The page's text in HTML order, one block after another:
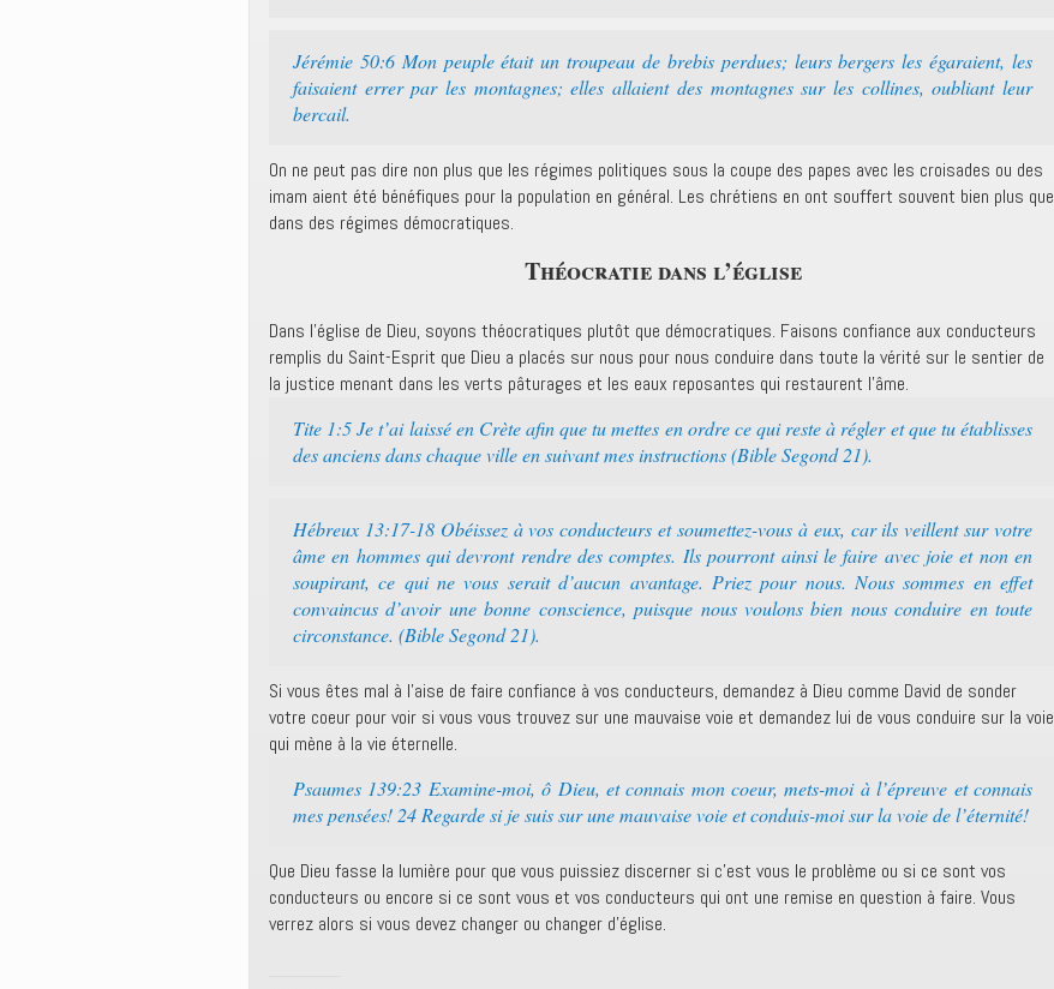
Jérémie 50:6 Mon peuple était un troupeau de brebis perdues; leurs bergers les égaraient, les
faisaient errer par les montagnes; elles allaient des montagnes sur les collines, oubliant leur
bercail.
On ne peut pas dire non plus que les régimes politiques sous la coupe des papes avec les croisades ou des
imam aient été bénéfiques pour la population en général. Les chrétiens en ont souffert souvent bien plus que
dans des régimes démocratiques.
Théocratie dans l’église
Dans l’église de Dieu, soyons théocratiques plutôt que démocratiques. Faisons confiance aux conducteurs
remplis du Saint-Esprit que Dieu a placés sur nous pour nous conduire dans toute la vérité sur le sentier de
la justice menant dans les verts pâturages et les eaux reposantes qui restaurent l’âme.
Tite 1:5 Je t’ai laissé en Crète afin que tu mettes en ordre ce qui reste à régler et que tu établisses
des anciens dans chaque ville en suivant mes instructions (Bible Segond 21).
Hébreux 13:17-18 Obéissez à vos conducteurs et soumettez-vous à eux, car ils veillent sur votre
âme en hommes qui devront rendre des comptes. Ils pourront ainsi le faire avec joie et non en
soupirant, ce qui ne vous serait d’aucun avantage. Priez pour nous. Nous sommes en effet
convaincus d’avoir une bonne conscience, puisque nous voulons bien nous conduire en toute
circonstance. (Bible Segond 21).
Si vous êtes mal à l’aise de faire confiance à vos conducteurs, demandez à Dieu comme David de sonder
votre coeur pour voir si vous vous trouvez sur une mauvaise voie et demandez lui de vous conduire sur la voie
qui mène à la vie éternelle.
Psaumes 139:23 Examine-moi, ô Dieu, et connais mon coeur, mets-moi à l’épreuve et connais
mes pensées! 24 Regarde si je suis sur une mauvaise voie et conduis-moi sur la voie de l’éternité!
Que Dieu fasse la lumière pour que vous puissiez discerner si c’est vous le problème ou si ce sont vos
conducteurs ou encore si ce sont vous et vos conducteurs qui ont une remise en question à faire. Vous
verrez alors si vous devez changer ou changer d’église.